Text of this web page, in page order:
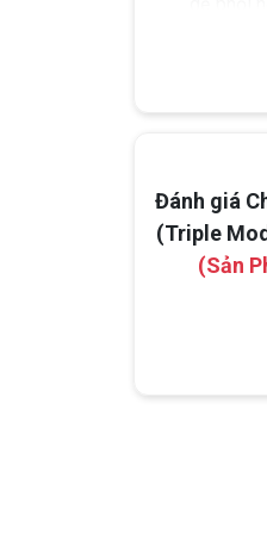
Sử
hạn
Đánh giá
(Triple
(Sản